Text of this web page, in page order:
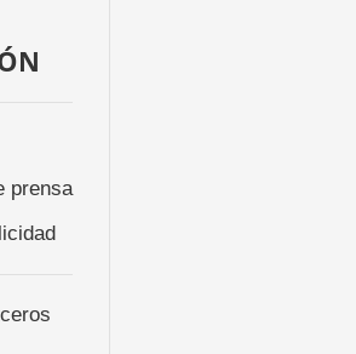
prensa